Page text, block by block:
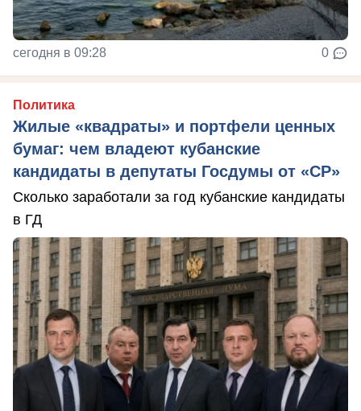
сегодня в 09:28 0
Политика
Жилые «квадраты» и портфели ценных
бумаг: чем владеют кубанские
кандидаты в депутаты Госдумы от «СР»
Сколько заработали за год кубанские кандидаты
в ГД